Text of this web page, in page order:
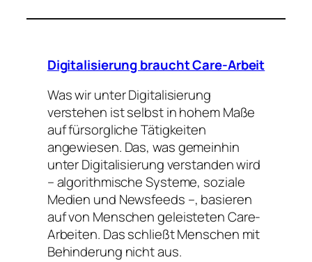
Digitalisierung braucht Care-Arbeit
Was wir unter Digitalisierung
verstehen ist selbst in hohem Maße
auf fürsorgliche Tätigkeiten
angewiesen. Das, was gemeinhin
unter Digitalisierung verstanden wird
– algorithmische Systeme, soziale
Medien und Newsfeeds –, basieren
auf von Menschen geleisteten Care-
Arbeiten. Das schließt Menschen mit
Behinderung nicht aus.